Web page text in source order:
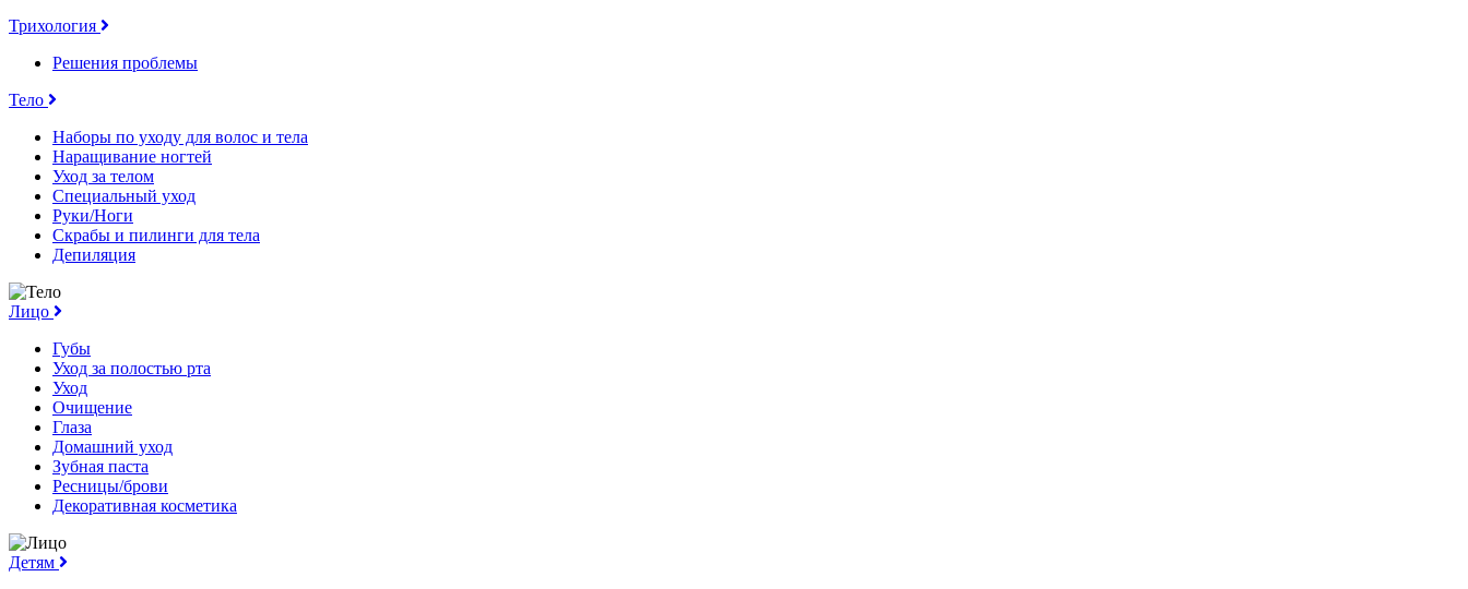
Трихология
Решения проблемы
Тело
Наборы по уходу для волос и тела
Наращивание ногтей
Уход за телом
Специальный уход
Руки/Ноги
Скрабы и пилинги для тела
Депиляция
Лицо
Губы
Уход за полостью рта
Уход
Очищение
Глаза
Домашний уход
Зубная паста
Ресницы/брови
Декоративная косметика
Детям